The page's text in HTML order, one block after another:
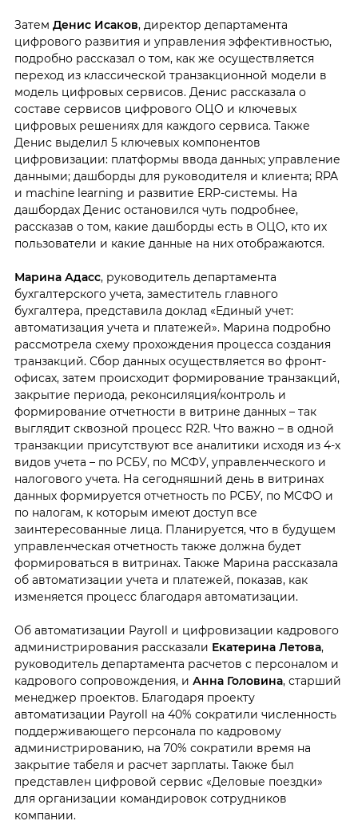
Затем Денис Исаков, директор департамента
цифрового развития и управления эффективностью,
подробно рассказал о том, как же осуществляется
переход из классической транзакционной модели в
модель цифровых сервисов. Денис рассказала о
составе сервисов цифрового ОЦО и ключевых
цифровых решениях для каждого сервиса. Также
Денис выделил 5 ключевых компонентов
цифровизации: платформы ввода данных; управление
данными; дашборды для руководителя и клиента; RPA
и machine learning и развитие ERP-системы. На
дашбордах Денис остановился чуть подробнее,
рассказав о том, какие дашборды есть в ОЦО, кто их
пользователи и какие данные на них отображаются.
Марина Адасс, руководитель департамента
бухгалтерского учета, заместитель главного
бухгалтера, представила доклад «Единый учет:
автоматизация учета и платежей». Марина подробно
рассмотрела схему прохождения процесса создания
транзакций. Сбор данных осуществляется во фронт-
офисах, затем происходит формирование транзакций,
закрытие периода, реконсиляция/контроль и
формирование отчетности в витрине данных – так
выглядит сквозной процесс R2R. Что важно – в одной
транзакции присутствуют все аналитики исходя из 4-х
видов учета – по РСБУ, по МСФУ, управленческого и
налогового учета. На сегодняшний день в витринах
данных формируется отчетность по РСБУ, по МСФО и
по налогам, к которым имеют доступ все
заинтересованные лица. Планируется, что в будущем
управленческая отчетность также должна будет
формироваться в витринах. Также Марина рассказала
об автоматизации учета и платежей, показав, как
изменяется процесс благодаря автоматизации.
Об автоматизации Payroll и цифровизации кадрового
администрирования рассказали Екатерина Летова,
руководитель департамента расчетов с персоналом и
кадрового сопровождения, и Анна Головина, старший
менеджер проектов. Благодаря проекту
автоматизации Payroll на 40% сократили численность
поддерживающего персонала по кадровому
администрированию, на 70% сократили время на
закрытие табеля и расчет зарплаты. Также был
представлен цифровой сервис «Деловые поездки»
для организации командировок сотрудников
компании.